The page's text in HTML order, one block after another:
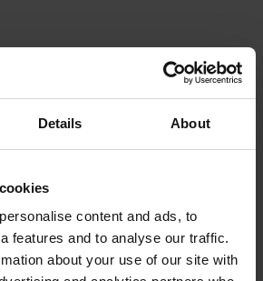
Details About
content and ads, to
features and to analyse our traffic.
about your use of our site with
PROCHAINE ÉDITION
À DUBAÏ